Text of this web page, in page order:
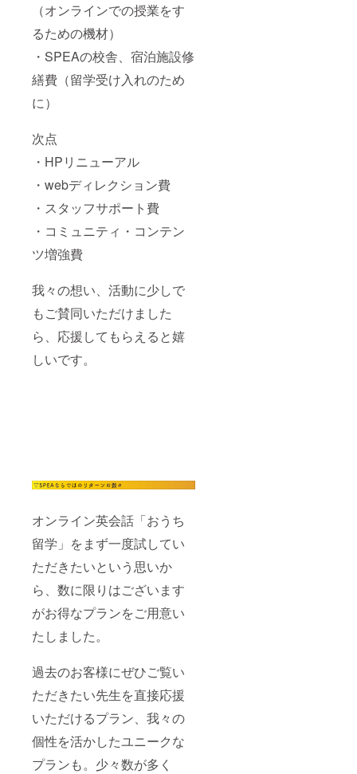
（オンラインでの授業をす
るための機材）
・SPEAの校舎、宿泊施設修
繕費（留学受け入れのため
に）
次点
・HPリニューアル
・webディレクション費
・スタッフサポート費
・コミュニティ・コンテン
ツ増強費
我々の想い、活動に少しで
もご賛同いただけました
ら、応援してもらえると嬉
しいです。
オンライン英会話「おうち
留学」をまず一度試してい
ただきたいという思いか
ら、数に限りはございます
がお得なプランをご用意い
たしました。
過去のお客様にぜひご覧い
ただきたい先生を直接応援
いただけるプラン、我々の
個性を活かしたユニークな
プランも。少々数が多く